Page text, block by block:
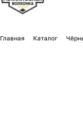
Главная Каталог